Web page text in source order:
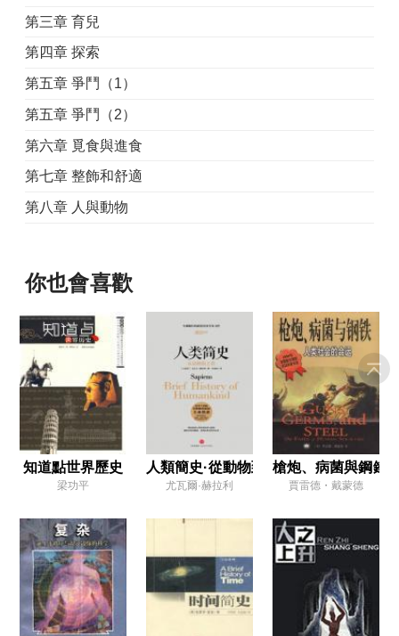
第三章 育兒
第四章 探索
第五章 爭鬥（1）
第五章 爭鬥（2）
第六章 覓食與進食
第七章 整飾和舒適
第八章 人與動物
你也會喜歡
知道點世界歷史
梁功平
人類簡史·從動物到上帝
尤瓦爾·赫拉利
槍炮、病菌與鋼鐵·
賈雷德・戴蒙德